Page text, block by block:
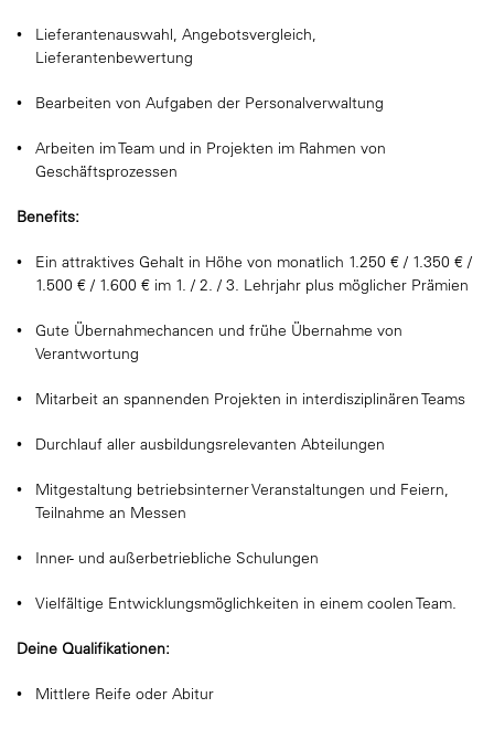
Lieferantenauswahl, Angebotsvergleich,
Lieferantenbewertung
Bearbeiten von Aufgaben der Personalverwaltung
Arbeiten im Team und in Projekten im Rahmen von
Geschäftsprozessen
Benefits:
Ein attraktives Gehalt in Höhe von monatlich 1.250 € / 1.350 € /
1.500 € / 1.600 € im 1. / 2. / 3. Lehrjahr plus möglicher Prämien
Gute Übernahmechancen und frühe Übernahme von
Verantwortung
Mitarbeit an spannenden Projekten in interdisziplinären Teams
Durchlauf aller ausbildungsrelevanten Abteilungen
Mitgestaltung betriebsinterner Veranstaltungen und Feiern,
Teilnahme an Messen
Inner- und außerbetriebliche Schulungen
Vielfältige Entwicklungsmöglichkeiten in einem coolen Team.
Deine Qualifikationen:
Mittlere Reife oder Abitur